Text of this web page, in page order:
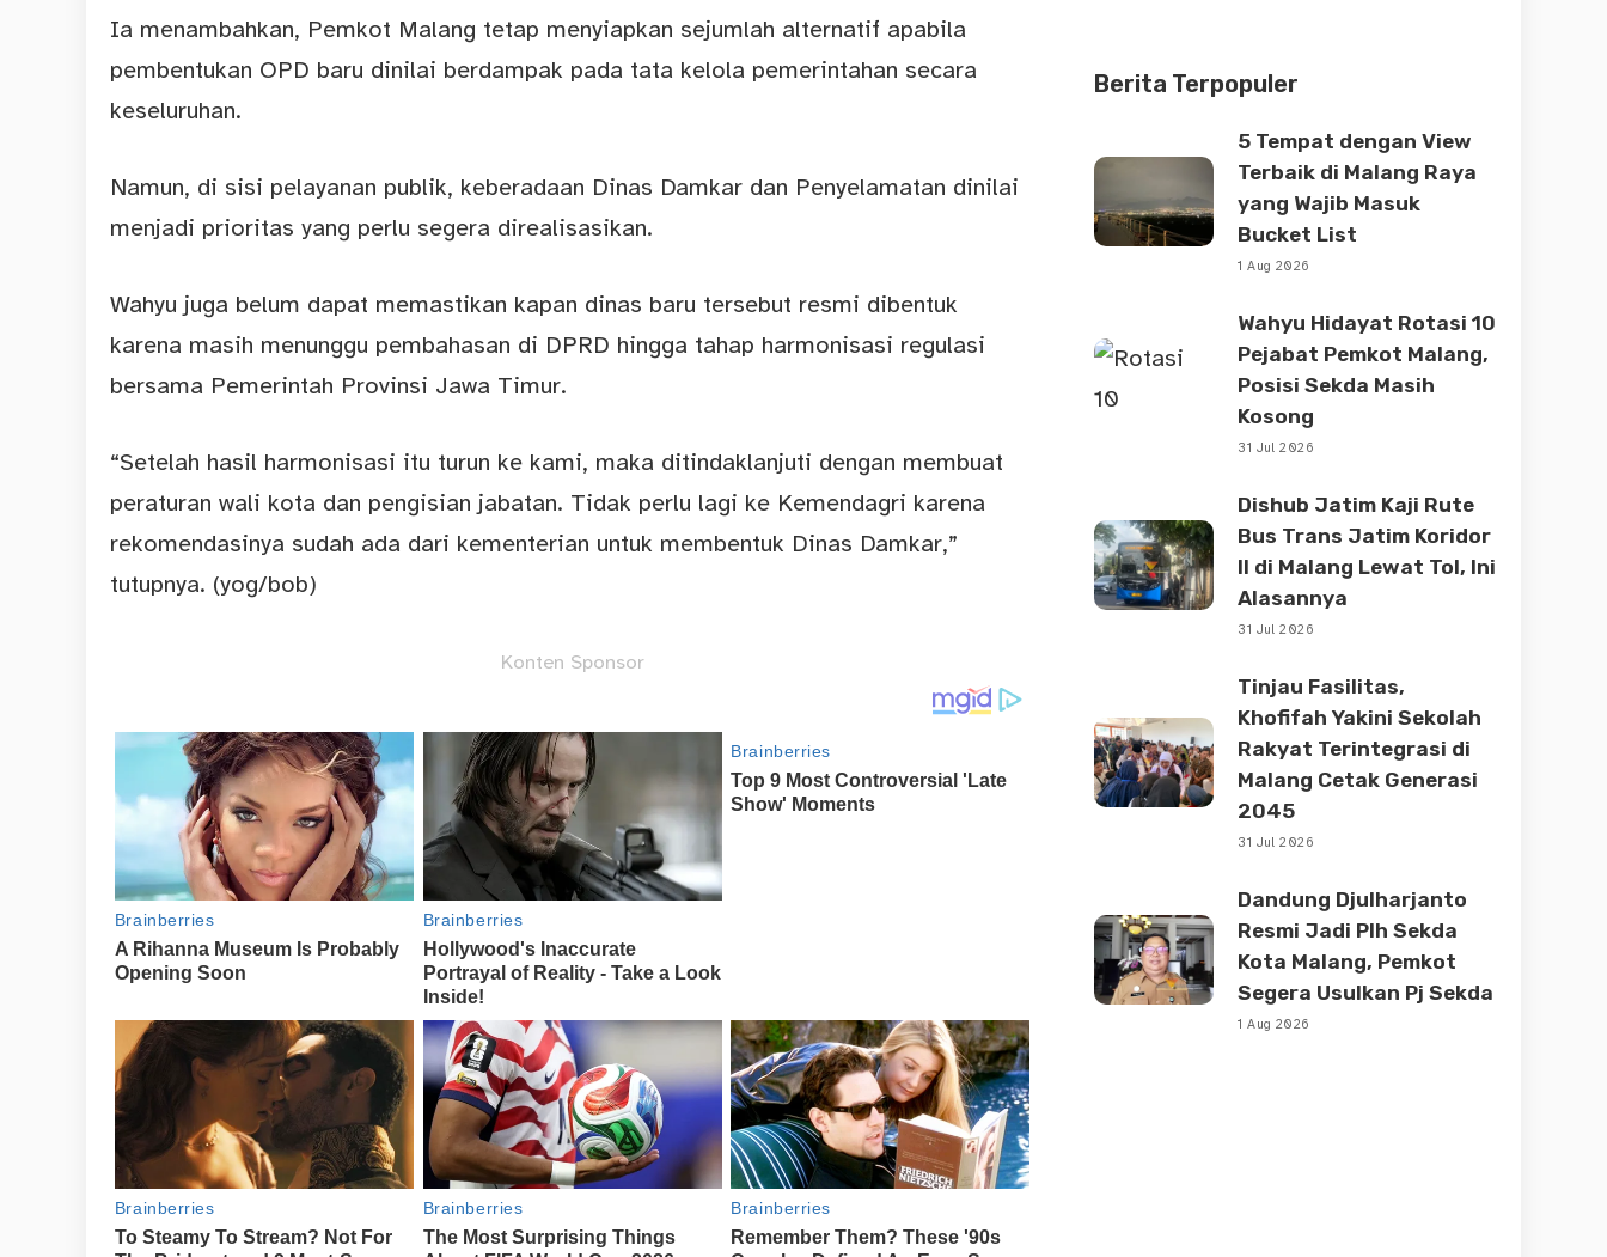
Ia menambahkan, Pemkot Malang tetap menyiapkan sejumlah alternatif apabila
pembentukan OPD baru dinilai berdampak pada tata kelola pemerintahan secara
keseluruhan.
Namun, di sisi pelayanan publik, keberadaan Dinas Damkar dan Penyelamatan dinilai
menjadi prioritas yang perlu segera direalisasikan.
Wahyu juga belum dapat memastikan kapan dinas baru tersebut resmi dibentuk
karena masih menunggu pembahasan di DPRD hingga tahap harmonisasi regulasi
bersama Pemerintah Provinsi Jawa Timur.
“Setelah hasil harmonisasi itu turun ke kami, maka ditindaklanjuti dengan membuat
peraturan wali kota dan pengisian jabatan. Tidak perlu lagi ke Kemendagri karena
rekomendasinya sudah ada dari kementerian untuk membentuk Dinas Damkar,”
tutupnya. (yog/bob)
Konten Sponsor
Berita Terpopuler
5 Tempat dengan View
Terbaik di Malang Raya
yang Wajib Masuk
Bucket List
1 Aug 2026
Wahyu Hidayat Rotasi 10
Pejabat Pemkot Malang,
Posisi Sekda Masih
Kosong
31 Jul 2026
Dishub Jatim Kaji Rute
Bus Trans Jatim Koridor
II di Malang Lewat Tol, Ini
Alasannya
31 Jul 2026
Tinjau Fasilitas,
Khofifah Yakini Sekolah
Rakyat Terintegrasi di
Malang Cetak Generasi
2045
31 Jul 2026
Dandung Djulharjanto
Resmi Jadi Plh Sekda
Kota Malang, Pemkot
Segera Usulkan Pj Sekda
1 Aug 2026